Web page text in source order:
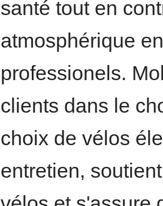
santé tout en
atmosphérique
professionels.
clients dans le
choix de vélos
entretien,